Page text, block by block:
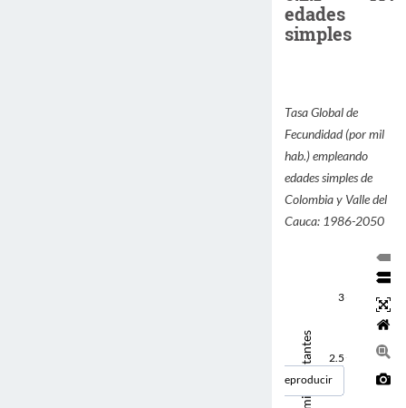
edades
simples
2.5
3
Reproducir
Tasa Global de
Fecundidad (por mil
hab.) empleando
edades simples de
Colombia y Valle del
Cauca: 1986-2050